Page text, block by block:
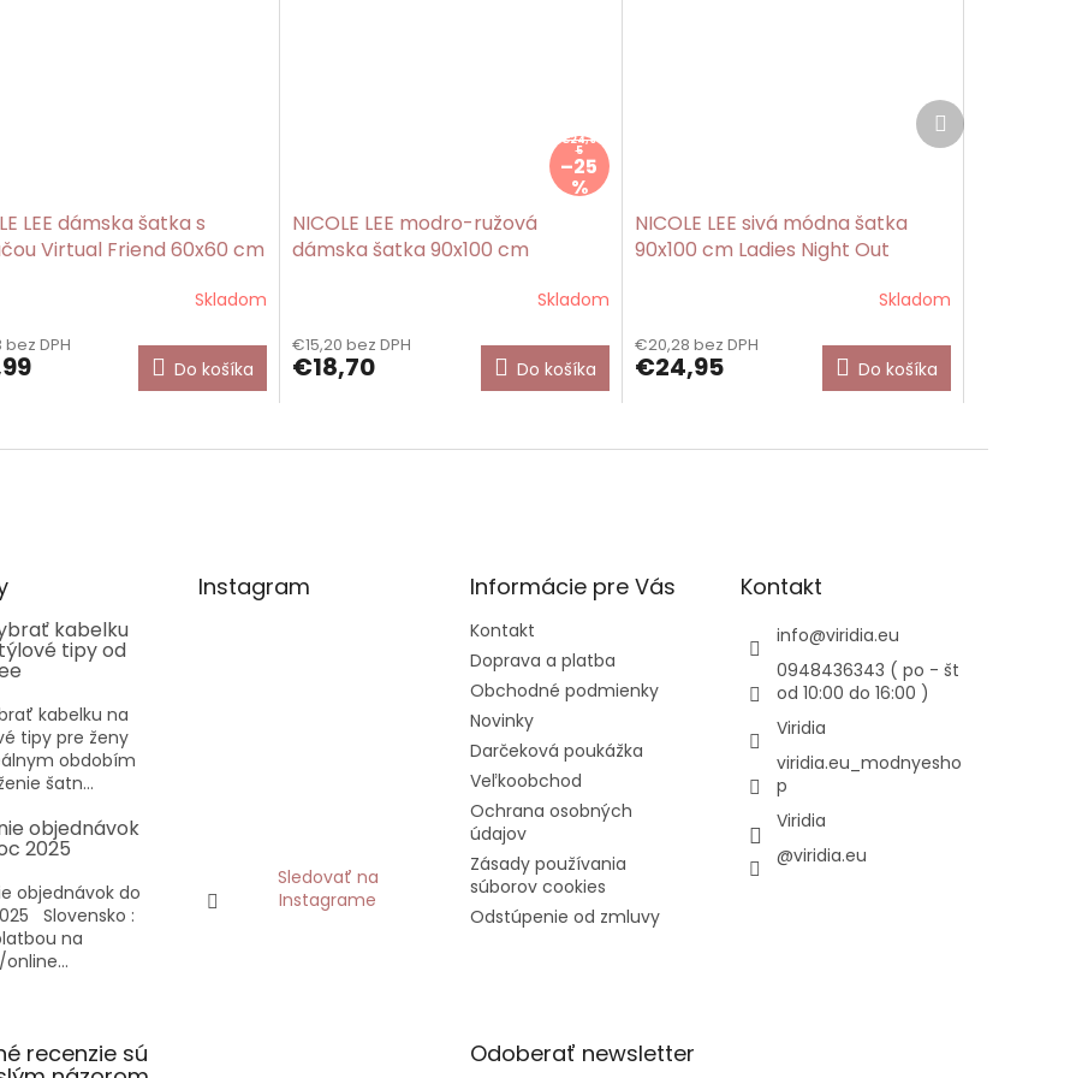
LEE dámska šatka s
Virtual Friend 60x60 cm
Skladom
bez DPH
Do košíka
€24,9
5
–25
%
NICOLE LEE modro-ružová
dámska šatka 90x100 cm
Skladom
€15,20 bez DPH
€18,70 Do košíka
NICOLE LEE sivá módna šatka
90x100 cm Ladies Night Out
produktu
je
Skladom
€20,28 bez DPH
€24,95 Do košíka
Ďalší
produkt
kabelku
tipy od
kabelku na
tipy pre ženy
obdobím
šatn...
objednávok
2025
objednávok do
Slovensko :
na
Instagram
Sledovať na
Instagrame
Informácie pre Vás
Kontakt
Doprava a platba
Obchodné podmienky
Novinky
Darčeková poukážka
Veľkoobchod
Ochrana osobných
údajov
Zásady používania
súborov cookies
Odstúpenie od zmluvy
Kontakt
info@viridia.eu
0948436343 ( po - št
od 10:00 do 16:00 )
Viridia
viridia.eu_modnyesho
p
Viridia
@viridia.eu
recenzie sú Odoberať newsletter